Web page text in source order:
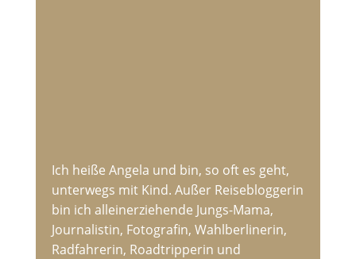
Ich heiße Angela und bin, so oft es geht,
unterwegs mit Kind. Außer Reisebloggerin
bin ich alleinerziehende Jungs-Mama,
Journalistin, Fotografin, Wahlberlinerin,
Radfahrerin, Roadtripperin und